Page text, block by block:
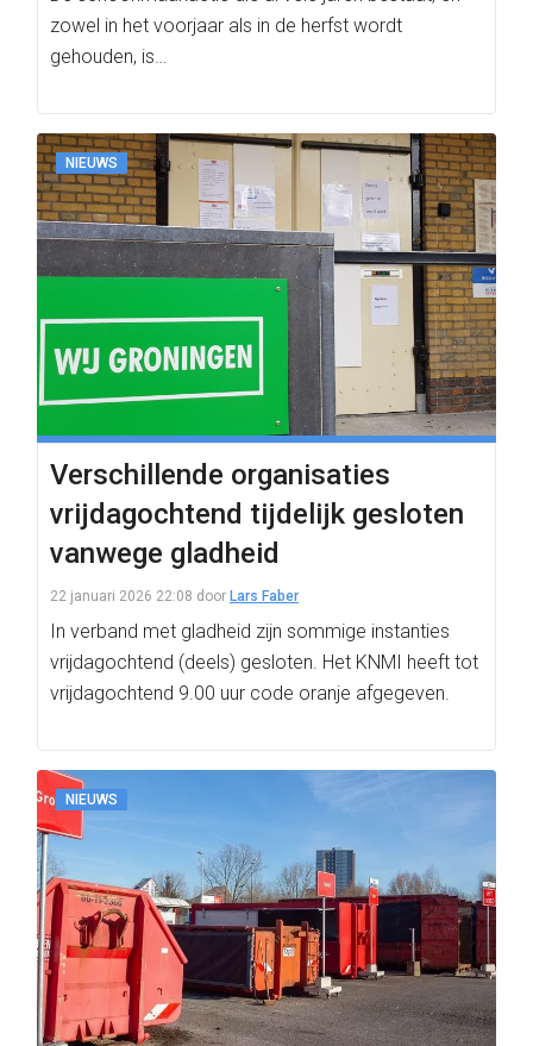
zowel in het voorjaar als in de herfst wordt
gehouden, is…
NIEUWS
Verschillende organisaties
vrijdagochtend tijdelijk gesloten
vanwege gladheid
22 januari 2026 22:08 door Lars Faber
In verband met gladheid zijn sommige instanties
vrijdagochtend (deels) gesloten. Het KNMI heeft tot
vrijdagochtend 9.00 uur code oranje afgegeven.
NIEUWS